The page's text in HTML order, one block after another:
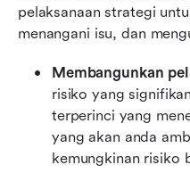
pelaksanaan strategi
menangani isu, dan
Membangunkan
risiko yang
terperinci yang
yang akan anda
kemungkinan risiko